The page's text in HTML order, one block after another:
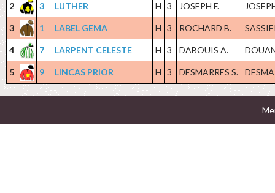
2 3 LUTHER H 3 JOSEPH F.
3 1 LABEL GEMA H 3 ROCHARD B.
4 7 LARPENT CELESTE H 3 DABOUIS A.
5 9 LINCAS PRIOR H 3 DESMARRES S.